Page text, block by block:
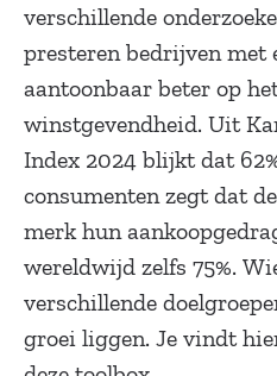
verschillende
presteren bedrijven met
aantoonbaar beter op
winstgevendheid. Uit
Index 2024 blijkt dat
consumenten zegt dat
merk hun
wereldwijd zelfs 75%.
verschillende
groei liggen. Je vindt